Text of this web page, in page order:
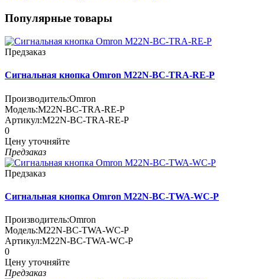
Популярные товары
Предзаказ
Сигнальная кнопка Omron M22N-BC-TRA-RE-P
Производитель:Omron
Модель:M22N-BC-TRA-RE-P
Артикул:M22N-BC-TRA-RE-P
0
Цену уточняйте
Предзаказ
Предзаказ
Сигнальная кнопка Omron M22N-BC-TWA-WC-P
Производитель:Omron
Модель:M22N-BC-TWA-WC-P
Артикул:M22N-BC-TWA-WC-P
0
Цену уточняйте
Предзаказ